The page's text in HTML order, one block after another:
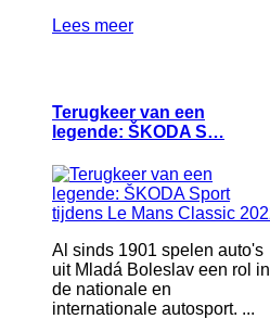
Lees meer
Terugkeer van een
legende: ŠKODA S…
Al sinds 1901 spelen auto's
uit Mladá Boleslav een rol in
de nationale en
internationale autosport. ...